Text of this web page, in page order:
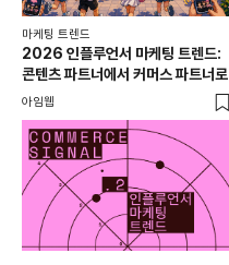
마케팅 트렌드
2026 인플루언서 마케팅 트렌드:
콘텐츠 파트너에서 커머스 파트너로
아임웹